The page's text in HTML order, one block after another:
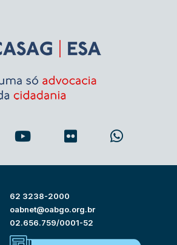
62 3238-2000
oabnet@oabgo.org.br
02.656.759/0001-52